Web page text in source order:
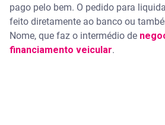
pago pelo bem. O pedido para
feito diretamente ao banco ou
Nome, que faz o intermédio de
financiamento veicular.